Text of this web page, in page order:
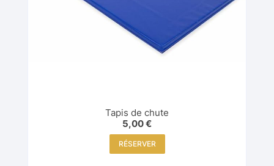
Tapis de chute
5,00€
RÉSERVER